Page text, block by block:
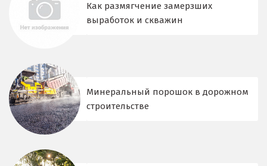
Как размягчение замерзших
выработок и скважин
Минеральный порошок в дорожном
строительстве